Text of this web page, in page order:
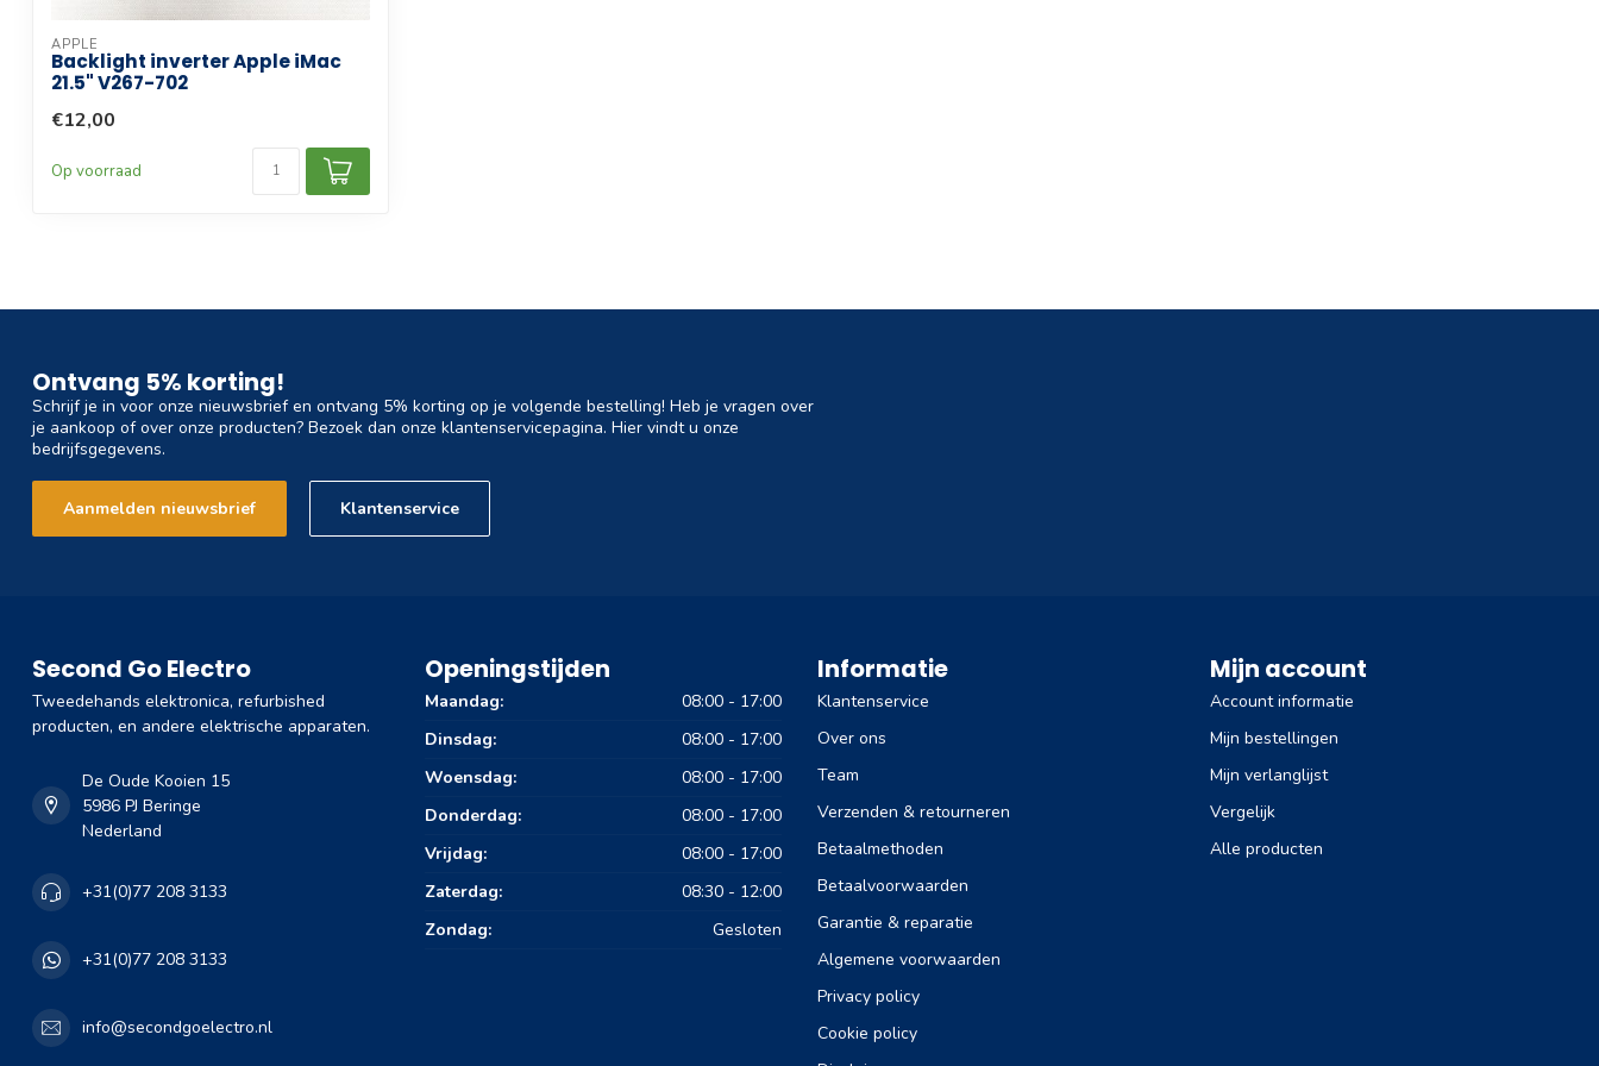
APPLE
Backlight inverter Apple iMac
21.5" V267-702
€12,00
Op voorraad
Ontvang 5% korting!
Schrijf je in voor onze nieuwsbrief en ontvang 5% korting op je volgende bestelling! Heb je vragen over
je aankoop of over onze producten? Bezoek dan onze klantenservicepagina. Hier vindt u onze
bedrijfsgegevens.
Aanmelden nieuwsbrief Klantenservice
Second Go Electro
Tweedehands elektronica, refurbished
producten, en andere elektrische apparaten.
De Oude Kooien 15
5986 PJ Beringe
Nederland
+31(0)77 208 3133
+31(0)77 208 3133
info@secondgoelectro.nl
Openingstijden
Maandag:
08:00 - 17:00
Dinsdag:
08:00 - 17:00
Woensdag:
08:00 - 17:00
Donderdag:
08:00 - 17:00
Vrijdag:
08:00 - 17:00
Zaterdag:
08:30 - 12:00
Zondag:
Gesloten
Informatie
Klantenservice
Over ons
Team
Verzenden & retourneren
Betaalmethoden
Betaalvoorwaarden
Garantie & reparatie
Algemene voorwaarden
Privacy policy
Cookie policy
Mijn account
Account informatie
Mijn bestellingen
Mijn verlanglijst
Vergelijk
Alle producten